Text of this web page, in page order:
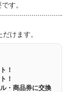
す。
けます。
！
！
・商品券に交換